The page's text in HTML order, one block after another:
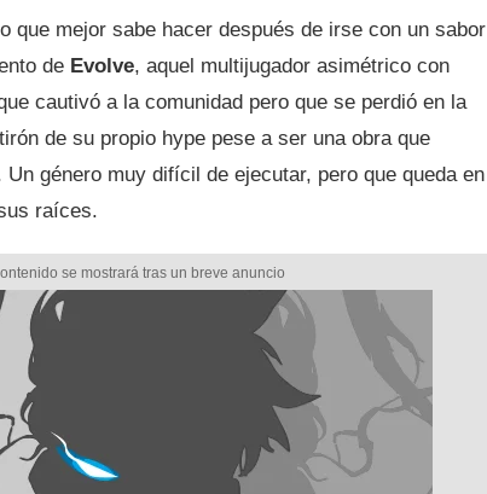
que mejor sabe hacer después de irse con un sabor
de Evolve, aquel multijugador asimétrico con
cautivó a la comunidad pero que se perdió en la
de su propio hype pese a ser una obra que
género muy difícil de ejecutar, pero que queda en
raíces.